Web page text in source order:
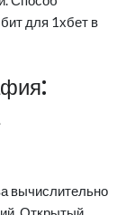
для 1хбет в
вычислительно